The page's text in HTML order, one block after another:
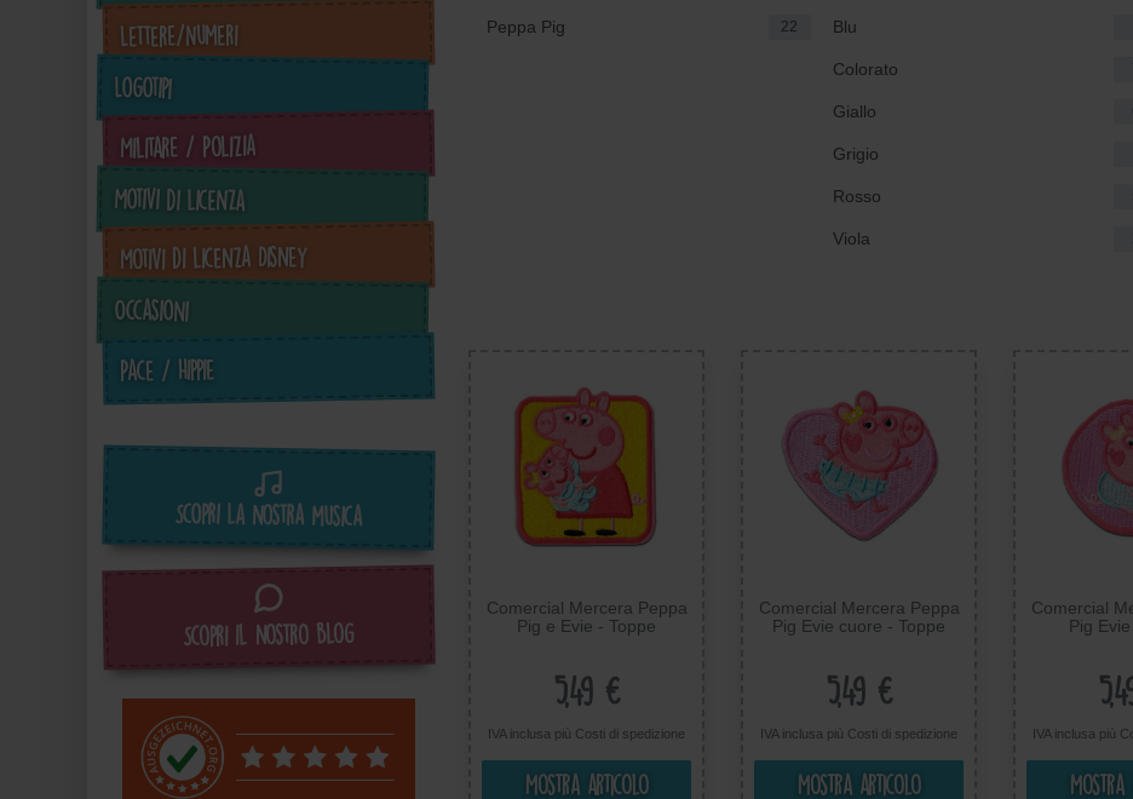
Lettere/Numeri
Logotipi
Militare / Polizia
Motivi di licenza
Motivi di licenza Disney
Occasioni
Pace / Hippie
Scopri la nostra musica
Scopri il nostro blog
Peppa Pig 22 Blu
Colorato
Giallo
Grigio
Rosso
Viola
Comercial Mercera Peppa
Pig e Evie - Toppe
cm
5,49 €
IVA inclusa più Costi di spedizione
Mostra articolo
Comercial Mercera Peppa
Pig Evie cuore - Toppe
6,1 cm
5,49 €
IVA inclusa più Costi di spedizione
Mostra articolo
Comercial
Pig
5,6
IVA inclusa più